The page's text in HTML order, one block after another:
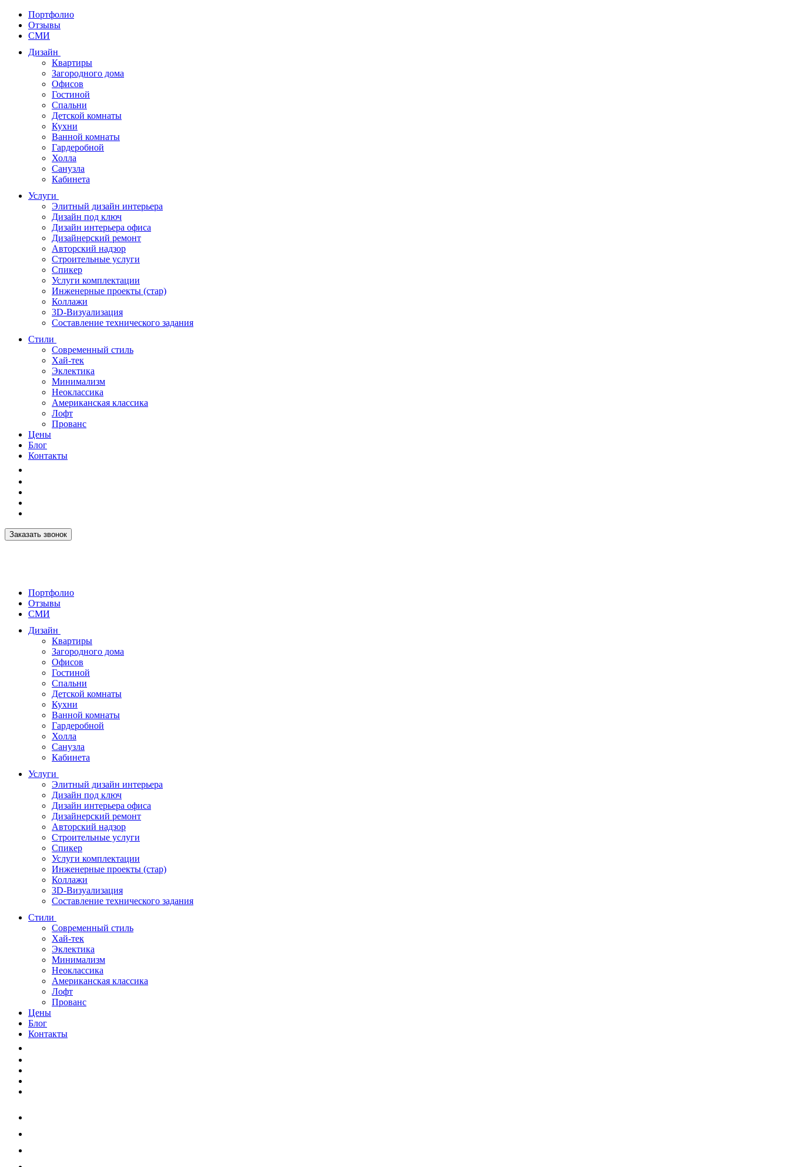
Портфолио
Отзывы
СМИ
Дизайн
Квартиры
Загородного дома
Офисов
Гостиной
Спальни
Детской комнаты
Кухни
Ванной комнаты
Гардеробной
Холла
Санузла
Кабинета
Услуги
Элитный дизайн интерьера
Дизайн под ключ
Дизайн интерьера офиса
Дизайнерский ремонт
Авторский надзор
Строительные услуги
Спикер
Услуги комплектации
Инженерные проекты (стар)
Коллажи
3D-Визуализация
Составление технического задания
Стили
Современный стиль
Хай-тек
Эклектика
Минимализм
Неоклассика
Американская классика
Лофт
Прованс
Цены
Блог
Контакты
Заказать звонок
Портфолио
Отзывы
СМИ
Дизайн
Квартиры
Загородного дома
Офисов
Гостиной
Спальни
Детской комнаты
Кухни
Ванной комнаты
Гардеробной
Холла
Санузла
Кабинета
Услуги
Элитный дизайн интерьера
Дизайн под ключ
Дизайн интерьера офиса
Дизайнерский ремонт
Авторский надзор
Строительные услуги
Спикер
Услуги комплектации
Инженерные проекты (стар)
Коллажи
3D-Визуализация
Составление технического задания
Стили
Современный стиль
Хай-тек
Эклектика
Минимализм
Неоклассика
Американская классика
Лофт
Прованс
Цены
Блог
Контакты